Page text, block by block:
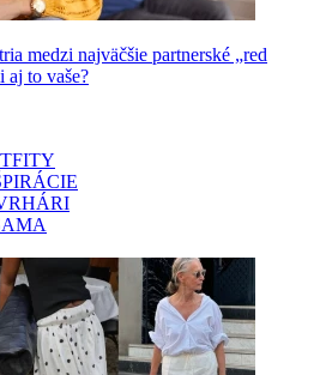
medzi najväčšie partnerské „red
aj to vaše?